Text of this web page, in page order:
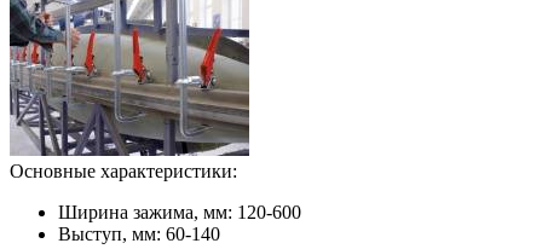
Основные характеристики:
Ширина зажима, мм: 120-600
Выступ, мм: 60-140